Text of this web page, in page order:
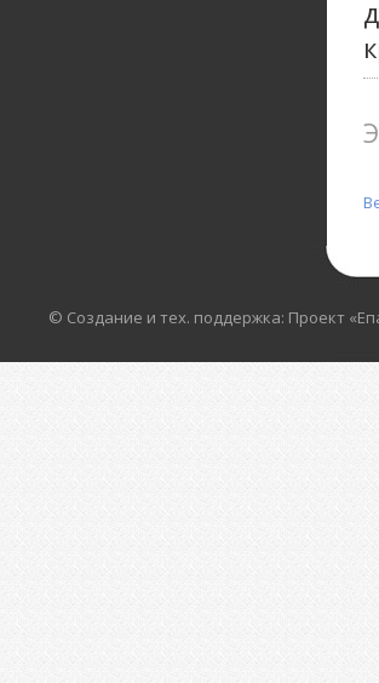
© Создание и тех. поддержка: Проект